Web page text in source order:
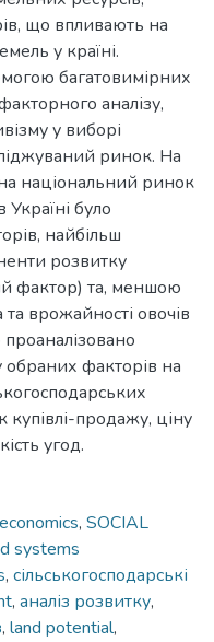
що впливають на
у країні.
багатовимірних
аналізу,
у виборі
ринок. На
національний ринок
було
найбільш
розвитку
фактор) та, меншою
врожайності овочів
обраних факторів на
купівлі-продажу, ціну
угод.
, SOCIAL
systems
, сільськогосподарські
, аналіз розвитку,
, land potential,